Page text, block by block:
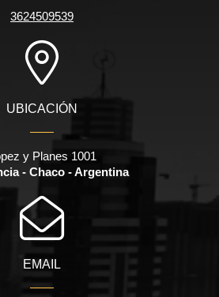
3624509539
UBICACIÓN
y Planes 1001
- Chaco - Argentina
EMAIL